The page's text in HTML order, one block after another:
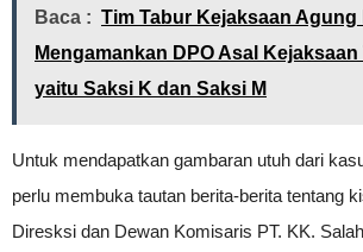
Baca : Tim Tabur Kejaksaan Agung
Mengamankan DPO Asal
yaitu Saksi K dan Saksi M
Untuk mendapatkan gambaran utuh dari
perlu membuka tautan berita-berita tentang
Diresksi dan Dewan Komisaris PT. KK.